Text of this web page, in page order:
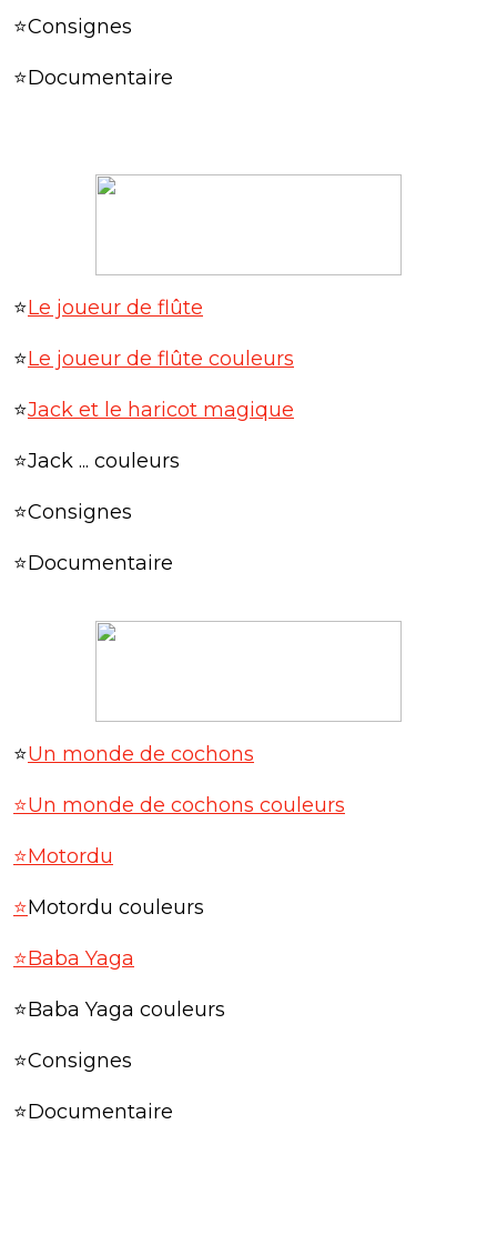
⭐Consignes
⭐Documentaire
⭐Le joueur de flûte
⭐Le joueur de flûte couleurs
⭐Jack et le haricot magique
⭐Jack ... couleurs
⭐Consignes
⭐Documentaire
⭐Un monde de cochons
⭐Un monde de cochons couleurs
⭐Motordu
⭐Motordu couleurs
⭐Baba Yaga
⭐Baba Yaga couleurs
⭐Consignes
⭐Documentaire